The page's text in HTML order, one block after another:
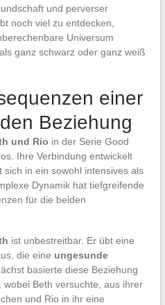
und perverser
noch viel zu entdecken,
Universum
ganz schwarz oder ganz weiß
einer
Beziehung
und Rio in der Serie Good
Ihre Verbindung entwickelt
in ein sowohl intensives als
Dynamik hat tiefgreifende
für die beiden
ist unbestreitbar. Er übt eine
die eine ungesunde
basierte diese Beziehung
Beth versuchte, aus ihrer
und Rio in ihr eine